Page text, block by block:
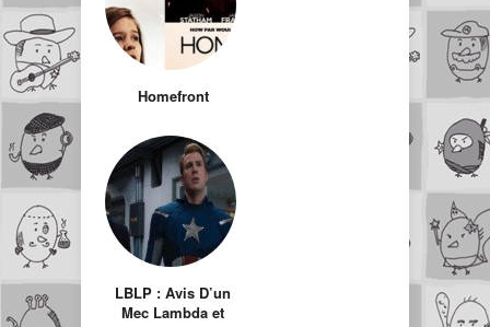
Homefront
LBLP : Avis D’un
Mec Lambda et